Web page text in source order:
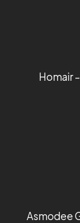
Homair
Asmodee